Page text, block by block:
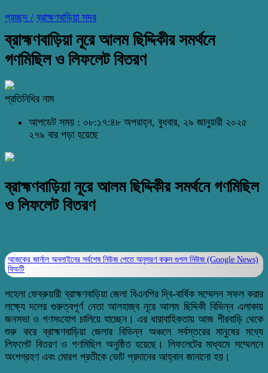
প্রচ্ছদ / ব্রাহ্মণবাড়িয়া সদর
ব্রাহ্মণবাড়িয়া নূরে আলম ছিদ্দিকীর সমর্থনে
গণমিছিল ও লিফলেট বিতরণ
প্রতিনিধির নাম
আপডেট সময় : ০৮:১৭:৪৮ অপরাহ্ন, বুধবার, ২৯ জানুয়ারী ২০২৫
২৭৯ বার পড়া হয়েছে
ব্রাহ্মণবাড়িয়া নূরে আলম ছিদ্দিকীর সমর্থনে গণমিছিল
ও লিফলেট বিতরণ
আজকের জার্নাল অনলাইনের সর্বশেষ নিউজ পেতে অনুসরণ করুন গুগল নিউজ (Google News)
ফিডটি
পহেলা ফেব্রুয়ারী ব্রাহ্মণবাড়িয়া জেলা বিএনপির দ্বি-বার্ষিক সম্মেলন সফল করার
লক্ষ্যে দলের গুরুত্বপূর্ণ নেতা আলহাজ্ব নূরে আলম ছিদ্দিকী বিভিন্ন এলাকায়
জনসভা ও গণসংযোগ চালিয়ে যাচ্ছেন। এর ধারাবাহিকতায় আজ পীরবাড়ি থেকে
শুরু করে ব্রাহ্মণবাড়িয়া জেলার বিভিন্ন অঞ্চলে সর্বস্তরের মানুষের মধ্যে
লিফলেট বিতরণ ও গণমিছিল অনুষ্ঠিত হয়েছে। লিফলেটের মাধ্যমে সম্মেলনে
অংশগ্রহণ এবং মোরগ প্রতীকে ভোট প্রদানের আহ্বান জানানো হয়।